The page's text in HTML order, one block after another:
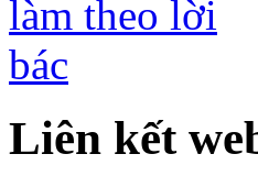
Liên kết